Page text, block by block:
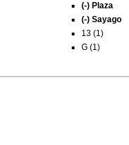
(-) Plaza
(-) Sayago
13 (1)
G (1)